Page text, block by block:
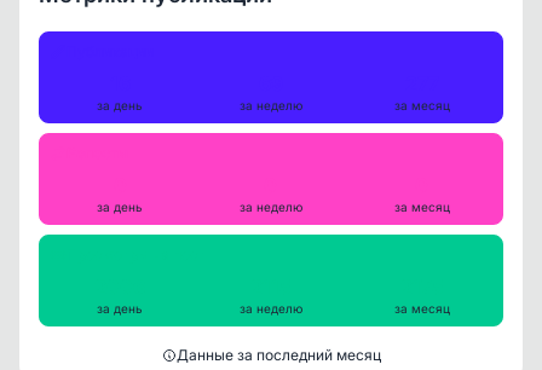
за день за неделю за месяц
за день за неделю за месяц
за день за неделю за месяц
Данные за последний месяц